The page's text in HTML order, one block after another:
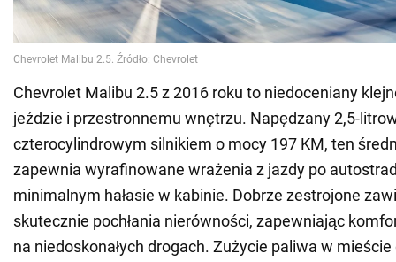
Chevrolet Malibu 2.5 z 2016 roku to niedoceniany
jeździe i przestronnemu wnętrzu. Napędzany 2,5-
czterocylindrowym silnikiem o mocy 197 KM, ten
zapewnia wyrafinowane wrażenia z jazdy po
minimalnym hałasie w kabinie. Dobrze zestrojone
skutecznie pochłania nierówności, zapewniając
na niedoskonałych drogach. Zużycie paliwa w